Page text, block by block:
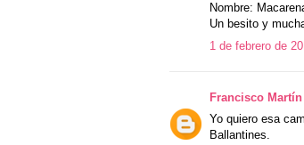
Nombre:
Un besito y
1 de febrero de
Francisco Martín
Yo quiero esa
Ballantines.